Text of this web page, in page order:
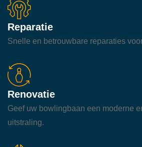
Reparatie
Snelle en betrouwbare reparaties
Renovatie
Geef uw bowlingbaan een moderne
uitstraling.